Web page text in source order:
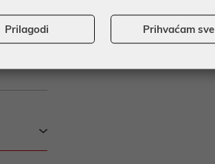
Prilagodi Prihvaćam sve